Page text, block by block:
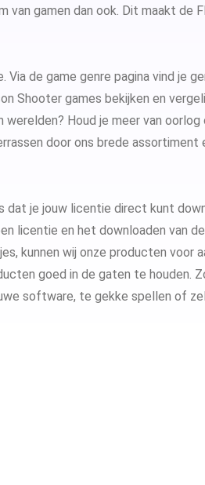
Visio 2021 Professional
Visio 2019 Professional
Server: Alle licenties
Server 2025
Server 2019
Server 2026
SQL Server 2022
SQL Server 2016
van gamen dan ook. Dit maakt de
Via de game genre paginavind je
Shooter games bekijken en
werelden? Houd je meer van
door ons brede assortiment
dat je jouw licentie direct kunt
licentie en het downloaden van
kunnen wij onze producten voor
goed in de gaten te houden.
software, te gekke spellen of